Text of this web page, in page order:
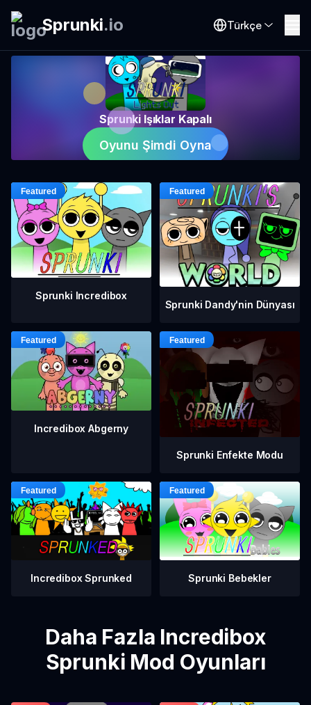
Sprunki.io Türkçe
Sprunki Işıklar Kapalı
Oyunu Şimdi Oyna
Sprunki Incredibox
Sprunki Dandy'nin Dünyası
Incredibox Abgerny
Sprunki Enfekte Modu
Incredibox Sprunked Sprunki Bebekler
Daha Fazla Incredibox
Sprunki Mod Oyunları